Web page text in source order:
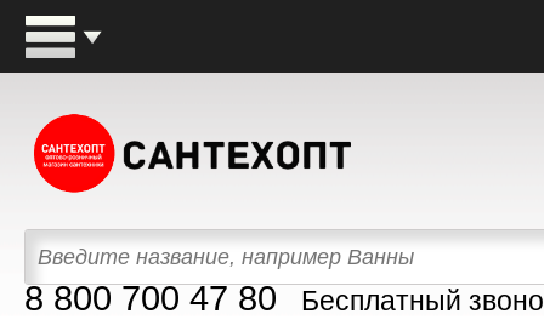
8 800 700 47 80 Бесплатный